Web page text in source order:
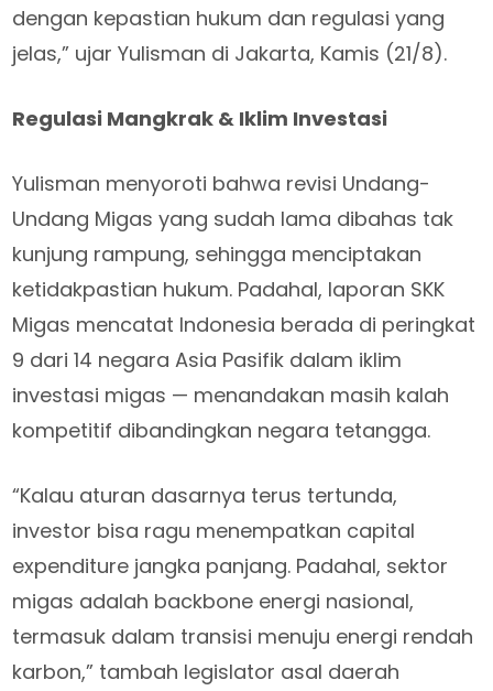
dengan kepastian hukum dan regulasi yang
jelas,” ujar Yulisman di Jakarta, Kamis (21/8).
Regulasi Mangkrak & Iklim Investasi
Yulisman menyoroti bahwa revisi Undang-
Undang Migas yang sudah lama dibahas tak
kunjung rampung, sehingga menciptakan
ketidakpastian hukum. Padahal, laporan SKK
Migas mencatat Indonesia berada di peringkat
9 dari 14 negara Asia Pasifik dalam iklim
investasi migas — menandakan masih kalah
kompetitif dibandingkan negara tetangga.
“Kalau aturan dasarnya terus tertunda,
investor bisa ragu menempatkan capital
expenditure jangka panjang. Padahal, sektor
migas adalah backbone energi nasional,
termasuk dalam transisi menuju energi rendah
karbon,” tambah legislator asal daerah